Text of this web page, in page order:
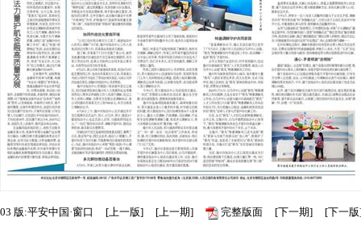
03 版:平安中国·窗口 [上一版] [上一期] 完整版面 [下一期] [下一版